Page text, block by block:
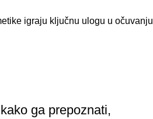
igraju ključnu ulogu u očuvanju
ga prepoznati,